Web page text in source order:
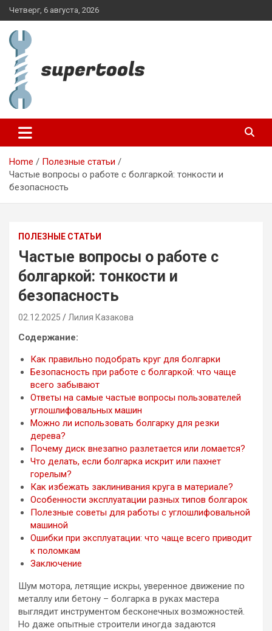
Skip
to
content
Четверг, 6 августа, 2026
supertools.com.ua
Home
Полезные статьи
Частые вопросы о работе с болгаркой: тонкости и
безопасность
ПОЛЕЗНЫЕ СТАТЬИ
Частые вопросы о работе с
болгаркой: тонкости и
безопасность
02.12.2025 Лилия Казакова
Содержание:
Как правильно подобрать круг для болгарки
Безопасность при работе с болгаркой: что чаще
всего забывают
Ответы на самые частые вопросы пользователей
углошлифовальных машин
Можно ли использовать болгарку для резки
дерева?
Почему диск внезапно разлетается или ломается?
Что делать, если болгарка искрит или пахнет
горелым?
Как избежать заклинивания круга в материале?
Особенности эксплуатации разных типов болгарок
Полезные советы для работы с углошлифовальной
машиной
Ошибки при эксплуатации: что чаще всего приводит
к поломкам
Заключение
Шум мотора, летящие искры, уверенное движение по
металлу или бетону – болгарка в руках мастера
выглядит инструментом бесконечных возможностей.
Но даже опытные строители иногда задаются